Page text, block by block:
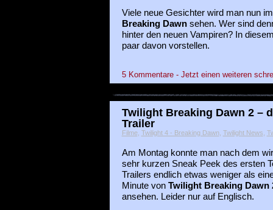
Viele neue Gesichter wird man nun
Breaking Dawnsehen. Wer sind
hinter den neuen Vampiren? In
paar davon vorstellen.
5 Kommentare - Jetzt einen weiteren
Twilight Breaking Dawn 2 –
Trailer
Filme, Twilight 4 - Breaking Dawn, Twilight News,
Am Montag konnte man nach dem
sehr kurzen Sneak Peek des ersten
Trailers endlich etwas weniger als
Minute von Twilight Breaking Dawn
ansehen. Leider nur auf Englisch.